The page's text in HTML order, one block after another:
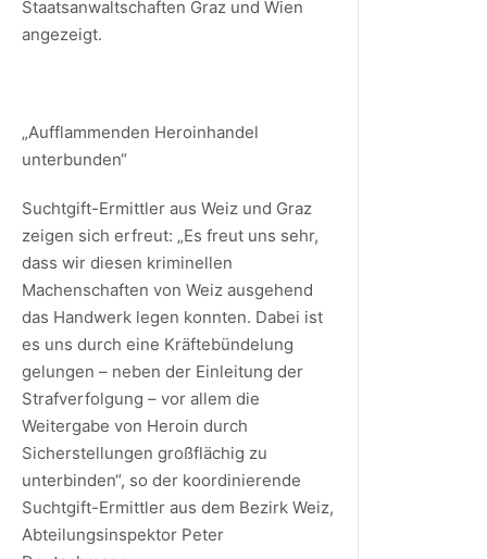
Staatsanwaltschaften Graz und Wien
angezeigt.
„Aufflammenden Heroinhandel
unterbunden“
Suchtgift-Ermittler aus Weiz und Graz
zeigen sich erfreut: „Es freut uns sehr,
dass wir diesen kriminellen
Machenschaften von Weiz ausgehend
das Handwerk legen konnten. Dabei ist
es uns durch eine Kräftebündelung
gelungen – neben der Einleitung der
Strafverfolgung – vor allem die
Weitergabe von Heroin durch
Sicherstellungen großflächig zu
unterbinden“, so der koordinierende
Suchtgift-Ermittler aus dem Bezirk Weiz,
Abteilungsinspektor Peter